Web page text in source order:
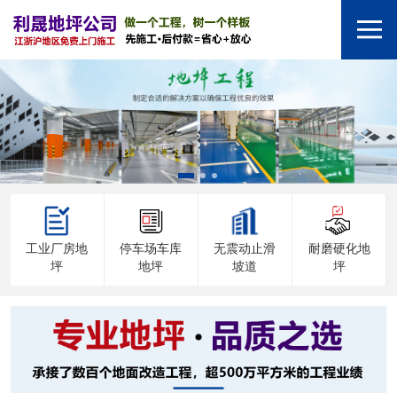
工业厂房地
坪
停车场车库
地坪
无震动止滑
坡道
耐磨硬化地
坪